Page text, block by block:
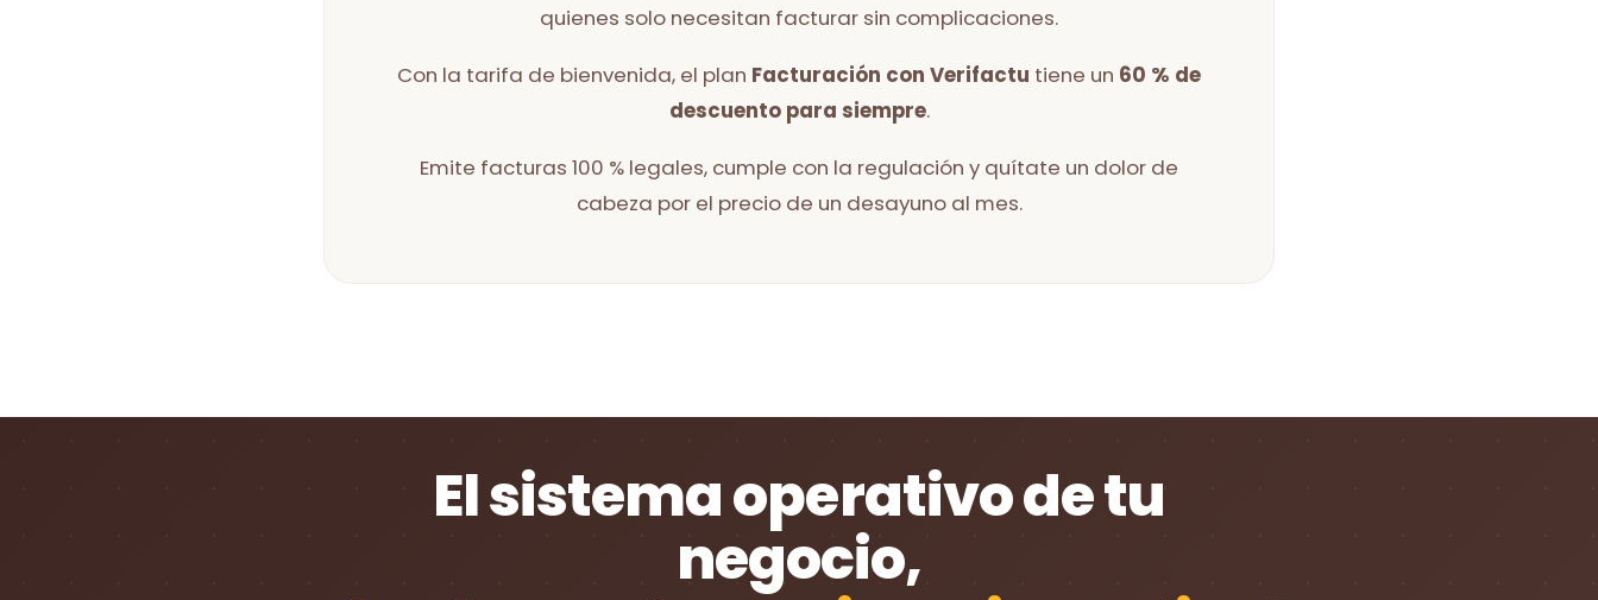
quienes solo necesitan facturar sin complicaciones.
Con la tarifa de bienvenida, el plan Facturación con Verifactu tiene un 60 % de
descuento para siempre.
Emite facturas 100 % legales, cumple con la regulación y quítate un dolor de
cabeza por el precio de un desayuno al mes.
El sistema operativo de tu
negocio,